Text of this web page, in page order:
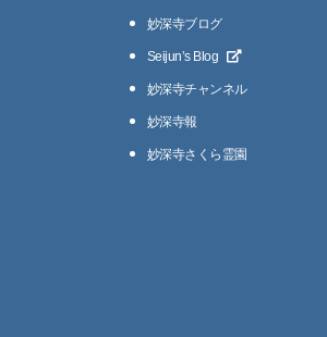
妙深寺ブログ
Seijunʼs Blog
妙深寺チャンネル
妙深寺報
妙深寺さくら霊園